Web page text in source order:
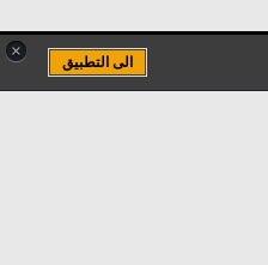
×
الى التطبيق